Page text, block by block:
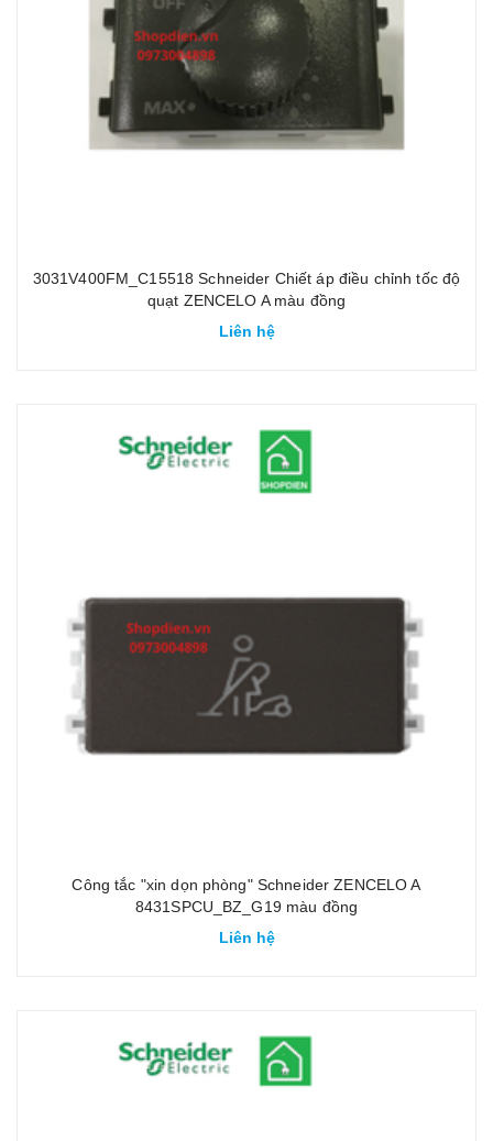
3031V400FM_C15518 Schneider Chiết áp điều chỉnh tốc độ
quạt ZENCELO A màu đồng
Liên hệ
Công tắc "xin dọn phòng" Schneider ZENCELO A
8431SPCU_BZ_G19 màu đồng
Liên hệ